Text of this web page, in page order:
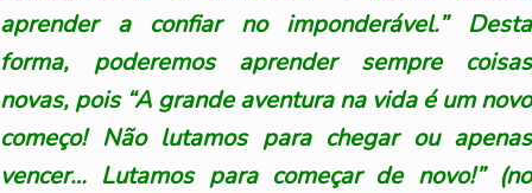
aprender a confiar no imponderável.” Desta
forma, poderemos aprender sempre coisas
novas, pois “A grande aventura na vida é um novo
começo! Não lutamos para chegar ou apenas
vencer… Lutamos para começar de novo!” (no